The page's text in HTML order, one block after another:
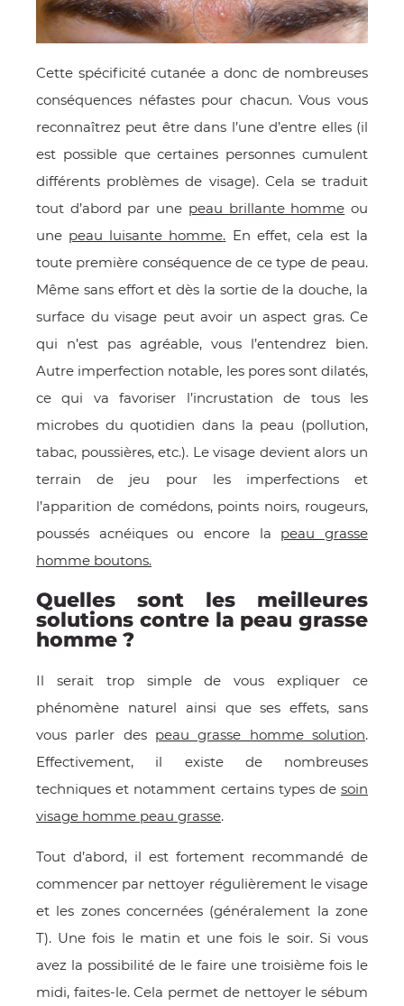
Cette spécificité cutanée a donc de nombreuses
conséquences néfastes pour chacun. Vous vous
reconnaîtrez peut être dans l’une d’entre elles (il
est possible que certaines personnes cumulent
différents problèmes de visage). Cela se traduit
tout d’abord par une peau brillante homme ou
une peau luisante homme. En effet, cela est la
toute première conséquence de ce type de peau.
Même sans effort et dès la sortie de la douche, la
surface du visage peut avoir un aspect gras. Ce
qui n’est pas agréable, vous l’entendrez bien.
Autre imperfection notable, les pores sont dilatés,
ce qui va favoriser l’incrustation de tous les
microbes du quotidien dans la peau (pollution,
tabac, poussières, etc.). Le visage devient alors un
terrain de jeu pour les imperfections et
l’apparition de comédons, points noirs, rougeurs,
poussés acnéiques ou encore la peau grasse
homme boutons.
Quelles sont les meilleures
solutions contre la peau grasse
homme ?
Il serait trop simple de vous expliquer ce
phénomène naturel ainsi que ses effets, sans
vous parler des peau grasse homme solution.
Effectivement, il existe de nombreuses
techniques et notamment certains types de soin
visage homme peau grasse.
Tout d’abord, il est fortement recommandé de
commencer par nettoyer régulièrement le visage
et les zones concernées (généralement la zone
T). Une fois le matin et une fois le soir. Si vous
avez la possibilité de le faire une troisième fois le
midi, faites-le. Cela permet de nettoyer le sébum